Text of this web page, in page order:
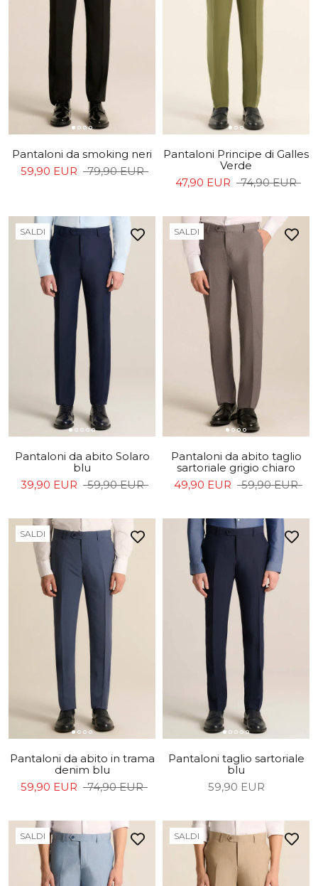
Pantaloni da smoking neri
59,90 EUR
79,90 EUR
Pantaloni Principe di Galles
Verde
47,90 EUR
74,90 EUR
SALDI
Pantaloni da abito Solaro
blu
39,90 EUR
59,90 EUR
SALDI
Pantaloni da abito taglio
sartoriale grigio chiaro
49,90 EUR
59,90 EUR
SALDI
Pantaloni da abito in trama
denim blu
59,90 EUR
74,90 EUR
Pantaloni taglio sartoriale
blu
59,90 EUR
SALDI SALDI